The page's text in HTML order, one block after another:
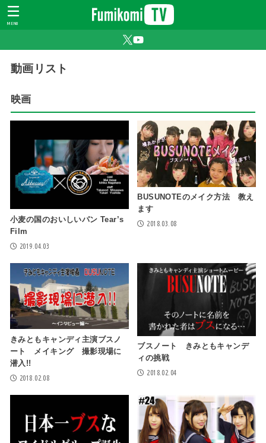
MENU
動画リスト
映画
小麦の国のおいしいパン Tear’s
Film
2019.04.03
BUSUNOTEのメイク方法 教え
ます
2018.03.08
きみともキャンディ主演ブスノ
ート メイキング 撮影現場に
潜入!!
2018.02.08
ブスノート きみともキャンデ
ィの挑戦
2018.02.04